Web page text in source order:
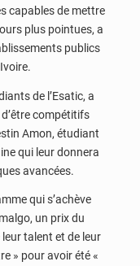
capables de mettre
plus pointues, a
publics
de l’Esatic, a
compétitifs
Amon, étudiant
qui leur donnera
avancées.
qui s’achève
un prix du
talent et de leur
» pour avoir été «